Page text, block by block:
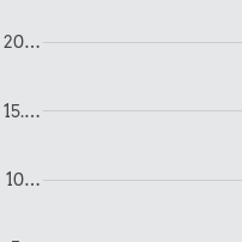
1,28 kr.
10…
15.…
20…